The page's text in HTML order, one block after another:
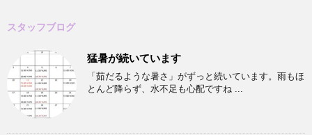
スタッフブログ
猛暑が続いています
「茹だるような暑さ」がずっと続いています。雨もほ
とんど降らず、水不足も心配ですね ...